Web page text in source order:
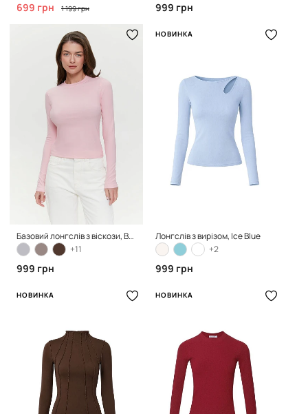
699 грн 1 199 грн 999 грн
Базовий лонгслів з віскози, Bubble Pink
+11
999 грн
НОВИНКА
Лонгслів з вирізом, Ice Blue
+2
999 грн
НОВИНКА НОВИНКА